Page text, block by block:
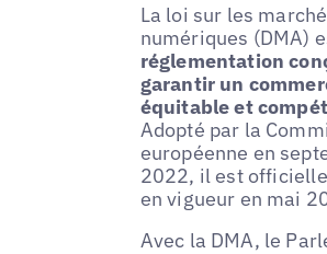
La loi sur les
numériques (DMA)
réglementation
garantir un
équitable et
Adopté par la
européenne en
2022, il est
en vigueur en mai
Avec la DMA, le